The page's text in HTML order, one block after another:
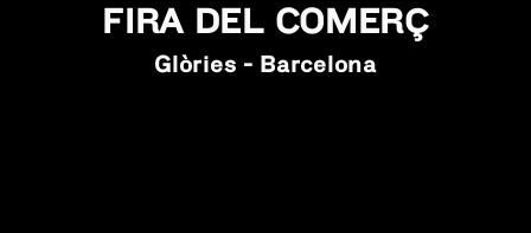
FIRA DEL COMERÇ
Glòries - Barcelona